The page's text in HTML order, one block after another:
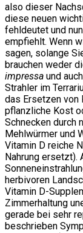
also dieser
diese neuen
fehldeutet und
empfiehlt. Wenn
sagen, solange
brauchen weder
impressa und
Strahler im
das Ersetzen von
pflanzliche Kost
Schnecken durch
Mehlwürmer und
Vitamin D reiche
Nahrung ersetzt).
herbivoren
Vitamin D-
Zimmerhaltung
gerade bei sehr
beschrieben